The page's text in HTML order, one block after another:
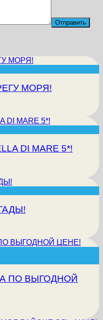
МОРЯ!
DI MARE 5*!
ПО ВЫГОДНОЙ